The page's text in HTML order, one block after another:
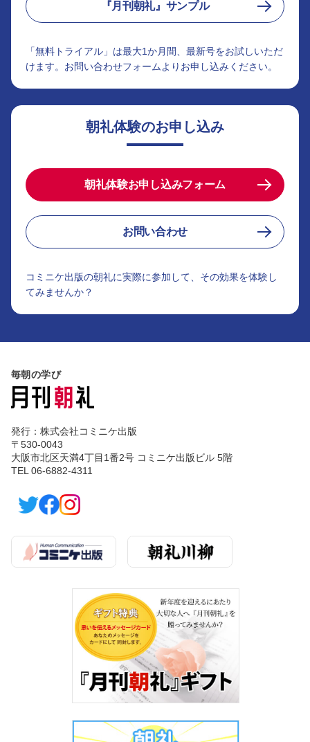
『月刊朝礼』サンプル
「無料トライアル」は最大1か月間、最新号をお試しいただ
けます。お問い合わせフォームよりお申し込みください。
朝礼体験のお申し込み
朝礼体験お申し込みフォーム
お問い合わせ
コミニケ出版の朝礼に実際に参加して、その効果を体験し
てみませんか？
毎朝の学び
発行：株式会社コミニケ出版
〒530-0043
大阪市北区天満4丁目1番2号 コミニケ出版ビル 5階
TEL 06-6882-4311